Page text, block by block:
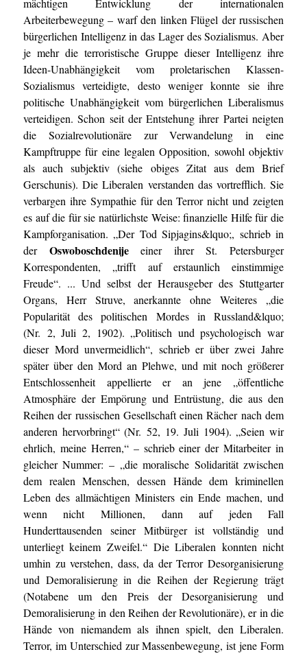
mächtigen Entwicklung der internationalen
Arbeiterbewegung – warf den linken Flügel der russischen
bürgerlichen Intelligenz in das Lager des Sozialismus. Aber
je mehr die terroristische Gruppe dieser Intelligenz ihre
Ideen-Unabhängigkeit vom proletarischen Klassen-
Sozialismus verteidigte, desto weniger konnte sie ihre
politische Unabhängigkeit vom bürgerlichen Liberalismus
verteidigen. Schon seit der Entstehung ihrer Partei neigten
die Sozialrevolutionäre zur Verwandelung in eine
Kampftruppe für eine legalen Opposition, sowohl objektiv
als auch subjektiv (siehe obiges Zitat aus dem Brief
Gerschunis). Die Liberalen verstanden das vortrefflich. Sie
verbargen ihre Sympathie für den Terror nicht und zeigten
es auf die für sie natürlichste Weise: finanzielle Hilfe für die
Kampforganisation. „Der Tod Sipjagins&lquo;, schrieb in
der Oswoboschdenijeeiner ihrer St. Petersburger
Korrespondenten, „trifft auf erstaunlich einstimmige
Freude“. ... Und selbst der Herausgeber des Stuttgarter
Organs, Herr Struve, anerkannte ohne Weiteres „die
Popularität des politischen Mordes in Russland&lquo;
(Nr. 2, Juli 2, 1902). „Politisch und psychologisch war
dieser Mord unvermeidlich“, schrieb er über zwei Jahre
später über den Mord an Plehwe, und mit noch größerer
Entschlossenheit appellierte er an jene „öffentliche
Atmosphäre der Empörung und Entrüstung, die aus den
Reihen der russischen Gesellschaft einen Rächer nach dem
anderen hervorbringt“ (Nr. 52, 19. Juli 1904). „Seien wir
ehrlich, meine Herren,“ – schrieb einer der Mitarbeiter in
gleicher Nummer: – „die moralische Solidarität zwischen
dem realen Menschen, dessen Hände dem kriminellen
Leben des allmächtigen Ministers ein Ende machen, und
wenn nicht Millionen, dann auf jeden Fall
Hunderttausenden seiner Mitbürger ist vollständig und
unterliegt keinem Zweifel.“ Die Liberalen konnten nicht
umhin zu verstehen, dass, da der Terror Desorganisierung
und Demoralisierung in die Reihen der Regierung trägt
(Notabene um den Preis der Desorganisierung und
Demoralisierung in den Reihen der Revolutionäre), er in die
Hände von niemandem als ihnen spielt, den Liberalen.
Terror, im Unterschied zur Massenbewegung, ist jene Form